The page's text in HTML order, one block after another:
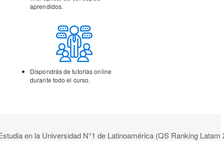
aprendidos.
Dispondrás de tutoríasonline
durante todo el curso.
en la Universidad N°1 de Latinoamérica (QS Ranking Latam